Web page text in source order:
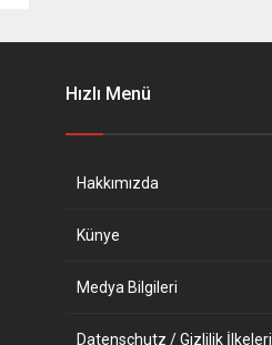
Hızlı Menü
Hakkımızda
Künye
Medya Bilgileri
Datenschutz / Gizlilik İlkeleri